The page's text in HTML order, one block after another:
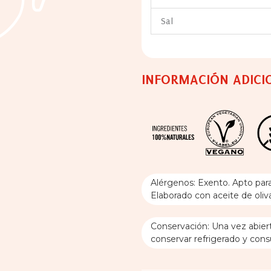
Sal
INFORMACIÓN
Alérgenos: Exento. Apto
Elaborado con aceite de
Conservación: Una vez
conservar refrigerado y